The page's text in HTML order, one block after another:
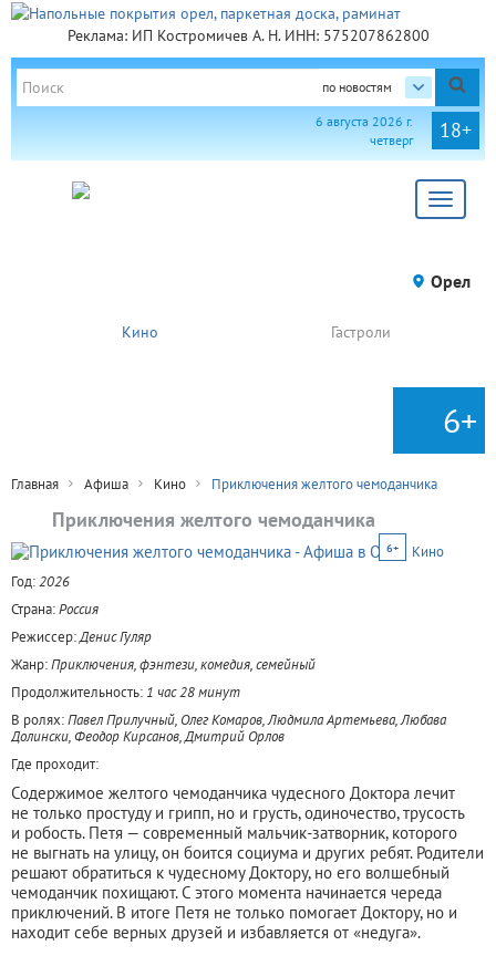
Реклама: ИП Костромичев А. Н. ИНН: 575207862800
по новостям
18+
6 августа 2026 г.
четверг
Toggle
Орел
Кино Гастроли
6+
Главная Афиша Кино Приключения желтого чемоданчика
Приключения желтого чемоданчика
6+
Кино
Год:2026
Страна:Россия
Режиссер:Денис Гуляр
Жанр:Приключения, фэнтези, комедия, семейный
Продолжительность: 1 час 28 минут
В ролях:Павел Прилучный, Олег Комаров, Людмила Артемьева, Любава
Долински, Феодор Кирсанов, Дмитрий Орлов
Где проходит:
Содержимое желтого чемоданчика чудесного Доктора лечит
не только простуду и грипп, но и грусть, одиночество, трусость
и робость. Петя — современный мальчик-затворник, которого
не выгнать на улицу, он боится социума и других ребят. Родители
решают обратиться к чудесному Доктору, но его волшебный
чемоданчик похищают. С этого момента начинается череда
приключений. В итоге Петя не только помогает Доктору, но и
находит себе верных друзей и избавляется от «недуга».